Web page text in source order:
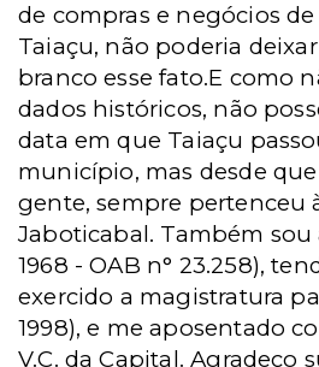
de compras e negócios
Taiaçu, não poderia
branco esse fato.E como
dados históricos, não
data em que Taiaçu
município, mas desde
gente, sempre pertenceu
Jaboticabal. Também sou
1968 - OAB n° 23.258),
exercido a magistratura
1998), e me aposentado
V.C. da Capital. Agradeço